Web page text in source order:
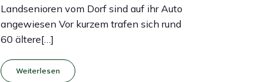
Landsenioren vom Dorf sind auf ihr Auto
angewiesen Vor kurzem trafen sich rund
60 ältere[…]
Weiterlesen